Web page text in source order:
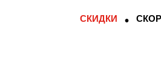
СКИДКИ